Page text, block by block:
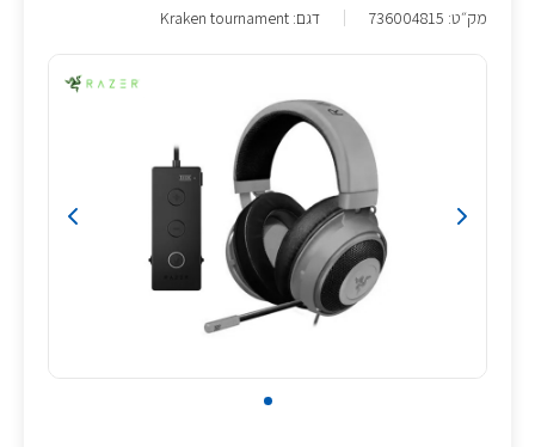
מק״ט:
736004815 דגם: Kraken tournament